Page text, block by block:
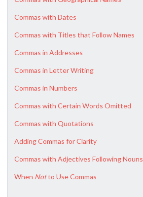
Commas with Dates
Commas with Titles that Follow Names
Commas in Addresses
Commas in Letter Writing
Commas in Numbers
Commas with Certain Words Omitted
Commas with Quotations
Adding Commas for Clarity
Commas with Adjectives Following Nouns
When Notto Use Commas